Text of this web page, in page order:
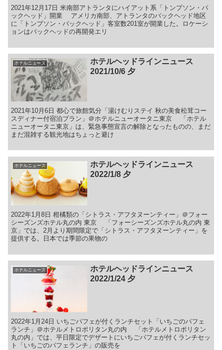
2021年12月17日 米南部アトランタにハイアット系「トンプソン・バ
ックヘッド」開業 アメリカ南部、アトランタのバックヘッド地区
に「トンプソン・バックヘッド」客室数201室が開業した。ロケーシ
ョンはバックヘッドの再開発エリ
ホテルニュース
ホテルヘッドラインニュース
2021/10/6 夕
2021年10月6日 都心で旅館気分「湯けむりステイ 秋の美食松茸コー
スディナー付宿泊プラン」＠ホテルニューオータニ東京 「ホテル
ニューオータニ東京」は、緊急事態宣言の解除となったものの、まだ
まだ混雑する観光地はちょっと避け
ホテルニュース
ホテルヘッドラインニュース
2022/1/8 夕
2022年1月8日 柑橘類の「シトラス・アフタヌーンティー」＠フォー
シーズンズホテル丸の内 東京 「フォーシーズンズホテル丸の内 東
京」では、2月より期間限定で「シトラス・アフタヌーンティー」を
提供する。日本では季節の果物の
ホテルニュース
ホテルヘッドラインニュース
2022/1/24 夕
2022年1月24日 いちごパフェが付くランチセット「いちごのパフェ
ランチ」＠ホテルメトロポリタン丸の内 「ホテルメトロポリタン
丸の内」では、平日限定でデザートにいちごパフェが付くランチセッ
ト「いちごのパフェランチ」の販売を